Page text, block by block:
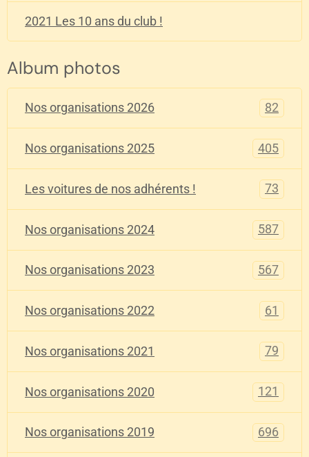
2021 Les 10 ans du club !
Album photos
Nos organisations 2026 82
Nos organisations 2025 405
Les voitures de nos adhérents ! 73
Nos organisations 2024 587
Nos organisations 2023 567
Nos organisations 2022 61
Nos organisations 2021 79
Nos organisations 2020 121
Nos organisations 2019 696